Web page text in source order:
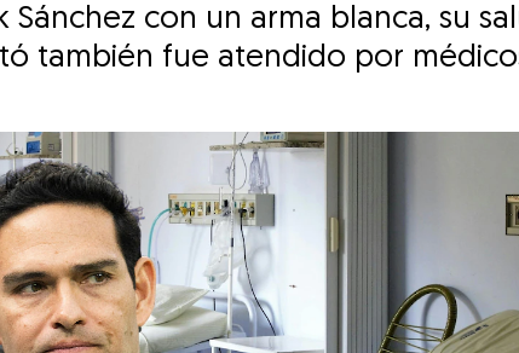
Sánchez con un arma blanca, su
también fue atendido por